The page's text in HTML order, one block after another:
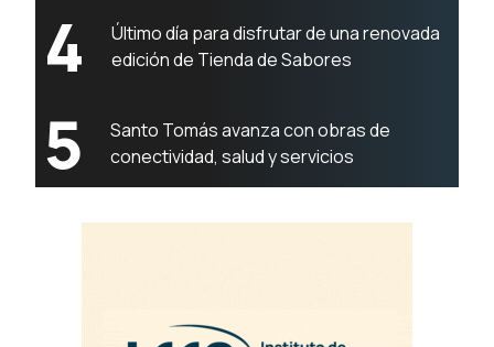
4
Último día para disfrutar de una renovada
edición de Tienda de Sabores
5
Santo Tomás avanza con obras de
conectividad, salud y servicios